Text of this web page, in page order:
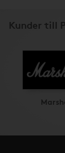
Kunder till